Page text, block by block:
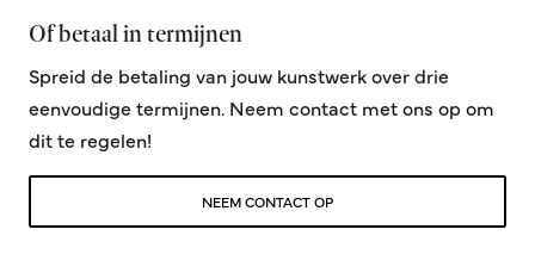
Of betaal in termijnen
Spreid de betaling van jouw kunstwerk over drie
eenvoudige termijnen. Neem contact met ons op om
dit te regelen!
NEEM CONTACT OP